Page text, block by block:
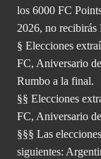
los 6000 FC
2026, no recibirás
§ Elecciones
FC, Aniversario
Rumbo a la final.
§§ Elecciones
FC, Aniversario
§§§ Las
siguientes: